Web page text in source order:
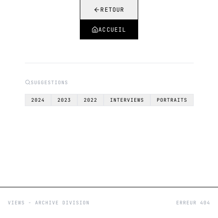
RETOUR
ACCUEIL
SUGGESTIONS
2024 2023 2022 INTERVIEWS PORTRAITS
VIEWS - ARCHIVE DIVISION ERREUR 404